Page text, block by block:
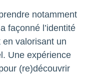
notamment
façonné l’identité
valorisant un
Une expérience
(re)découvrir